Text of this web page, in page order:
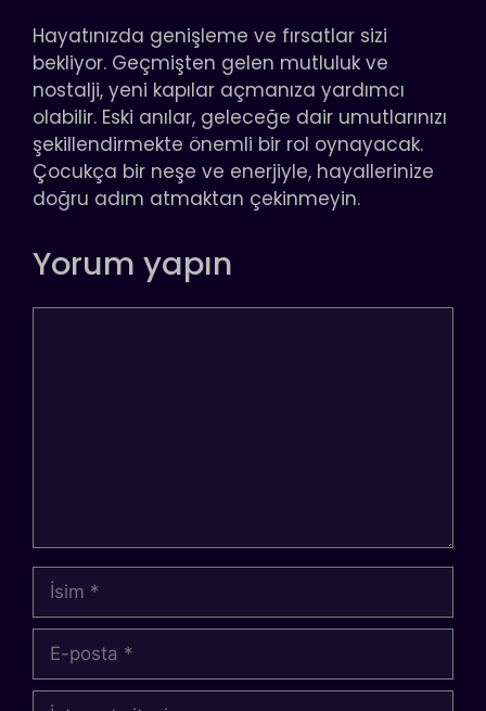
Hayatınızda genişleme ve fırsatlar sizi
bekliyor. Geçmişten gelen mutluluk ve
nostalji, yeni kapılar açmanıza yardımcı
olabilir. Eski anılar, geleceğe dair umutlarınızı
şekillendirmekte önemli bir rol oynayacak.
Çocukça bir neşe ve enerjiyle, hayallerinize
doğru adım atmaktan çekinmeyin.
Yorum yapın
İsim
posta
İnternet